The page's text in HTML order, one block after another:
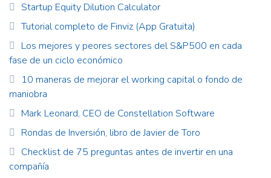
Startup Equity Dilution Calculator
Tutorial completo de Finviz (App Gratuita)
Los mejores y peores sectores del S&P500 en cada
fase de un ciclo económico
10 maneras de mejorar el working capital o fondo de
maniobra
Mark Leonard, CEO de Constellation Software
Rondas de Inversión, libro de Javier de Toro
Checklist de 75 preguntas antes de invertir en una
compañía